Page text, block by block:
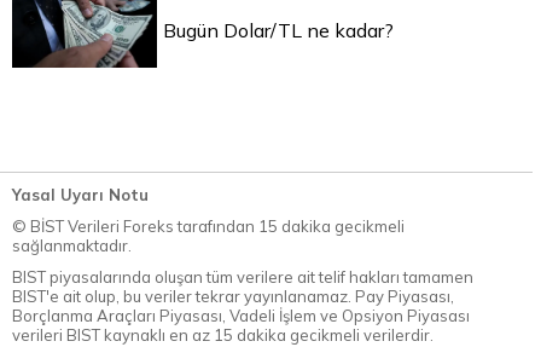
Bugün Dolar/TL ne kadar?
Yasal Uyarı Notu
© BİST Verileri Foreks tarafından 15 dakika gecikmeli
sağlanmaktadır.
BIST piyasalarında oluşan tüm verilere ait telif hakları tamamen
BIST'e ait olup, bu veriler tekrar yayınlanamaz. Pay Piyasası,
Borçlanma Araçları Piyasası, Vadeli İşlem ve Opsiyon Piyasası
verileri BIST kaynaklı en az 15 dakika gecikmeli verilerdir.